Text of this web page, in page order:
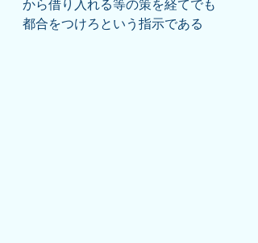
から借り入れる等の策を経てでも
都合をつけろという指示である